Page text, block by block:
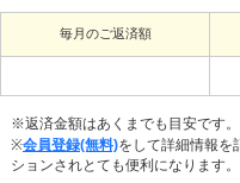
毎月のご返済額
※返済金額はあくまでも目安です。
※会員登録(無料)をして詳細情報を
ションされとても便利になります。